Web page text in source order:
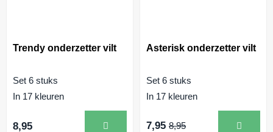
Trendy onderzetter vilt
Set 6 stuks
In 17 kleuren
8,95
Asterisk onderzetter vilt
Set 6 stuks
In 17 kleuren
7,95 8,95